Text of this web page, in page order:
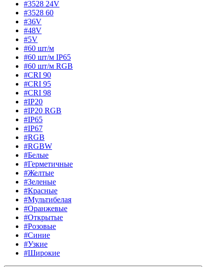
#3528 24V
#3528 60
#36V
#48V
#5V
#60 шт/м
#60 шт/м IP65
#60 шт/м RGB
#CRI 90
#CRI 95
#CRI 98
#IP20
#IP20 RGB
#IP65
#IP67
#RGB
#RGBW
#Белые
#Герметичные
#Желтые
#Зеленые
#Красные
#Мультибелая
#Оранжевые
#Открытые
#Розовые
#Синие
#Узкие
#Широкие